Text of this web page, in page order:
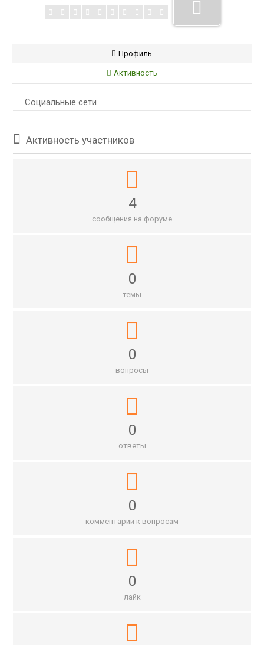
Профиль
Активность
Социальные сети
Активность участников
4
сообщения на форуме
0
темы
0
вопросы
0
ответы
0
комментарии к вопросам
0
лайк